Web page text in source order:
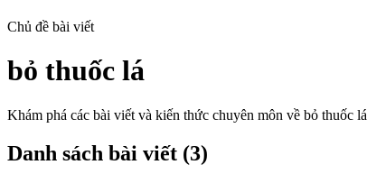
Chủ đề bài viết
bỏ thuốc lá
Khám phá các bài viết và kiến thức chuyên môn về bỏ thuốc lá
Danh sách bài viết (3)